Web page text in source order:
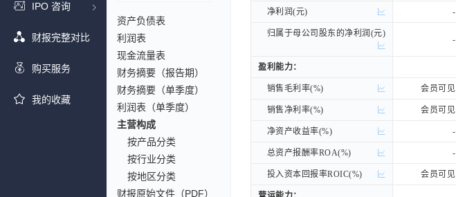
IPO 咨询
财报完整对比
购买服务
我的收藏
资产负债表
利润表
现金流量表
财务摘要（报告期）
财务摘要（单季度）
利润表（单季度）
主营构成
按产品分类
按行业分类
按地区分类
财报原始文件（PDF）
净利润(元) -
归属于母公司股东的净利润(元)
-
盈利能力：
销售毛利率(%) 会员可见
销售净利率(%) 会员可见
净资产收益率(%) -
总资产报酬率ROA(%) -
投入资本回报率ROIC(%) 会员可见
净利润(元)
归属于母公司股东的净利润(元)
盈利能力：
销售毛利率(%)
销售净利率(%)
净资产收益率(%)
总资产报酬率ROA(%)
投入资本回报率ROIC(%)